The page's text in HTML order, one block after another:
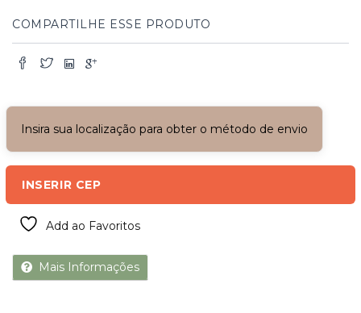
COMPARTILHE ESSE PRODUTO
Insira sua localização para obter o método de envio
INSERIR CEP
Add ao Favoritos
Mais Informações